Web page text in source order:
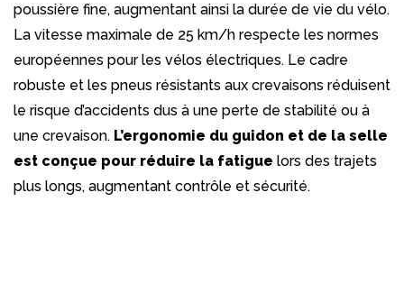
poussière fine, augmentant ainsi la durée de vie du vélo.
La vitesse maximale de 25 km/h respecte les normes
européennes pour les vélos électriques. Le cadre
robuste et les pneus résistants aux crevaisons réduisent
le risque d’accidents dus à une perte de stabilité ou à
une crevaison. L’ergonomie du guidon et de la selle
est conçue pour réduire la fatigue lors des trajets
plus longs, augmentant contrôle et sécurité.